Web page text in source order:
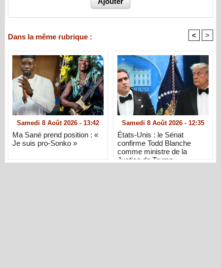
Dans la même rubrique : < >
Samedi 8 Août 2026 - 13:42
Ma Sané prend position : «
Je suis pro-Sonko »
Samedi 8 Août 2026 - 12:35
États-Unis : le Sénat
confirme Todd Blanche
comme ministre de la
Justice de Trump